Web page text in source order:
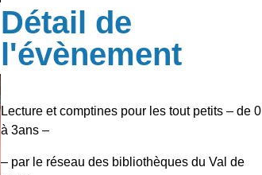
Détail de
l'évènement
Lecture et comptines pour les tout petits – de 0
à 3ans –
– par le réseau des bibliothèques du Val de